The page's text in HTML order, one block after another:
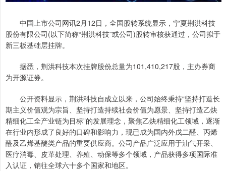
中国上市公司网讯2月12日，全国股转系统显示，宁夏荆洪科技
股份有限公司(以下简称“荆洪科技”或公司)股转审核获通过，公司拟于
新三板基础层挂牌。
据悉，荆洪科技本次挂牌股份总量为101,410,217股，主办券商
为开源证券。
公开资料显示，荆洪科技自成立以来，公司始终秉持“坚持打造长
期主义价值观为宗旨、坚持打造持续社会价值为愿景、坚持打造乙炔
精细化工全产业链为目标”的发展理念，聚焦乙炔精细化工领域，逐渐
在行业内形成了良好的口碑和影响力，现已成为国内外戊二醛、丙烯
醛及乙烯基醚类产品的重要供应商。公司产品广泛应用于油气开采、
医疗消毒、皮革处理、养殖、动保等多个领域，产品获得多项国际准
入认证，销往全球六十多个国家和地区。